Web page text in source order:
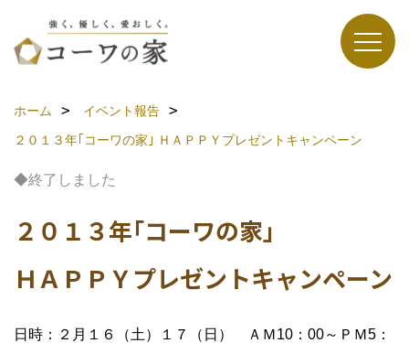
ホーム
イベント報告
２０１３年｢コーワの家｣ ＨＡＰＰＹプレゼントキャンペーン
◆終了しました
２０１３年｢コーワの家｣
ＨＡＰＰＹプレゼントキャンペーン
日時：２月１６（土）１７（日） ＡＭ10：00～ＰＭ5：